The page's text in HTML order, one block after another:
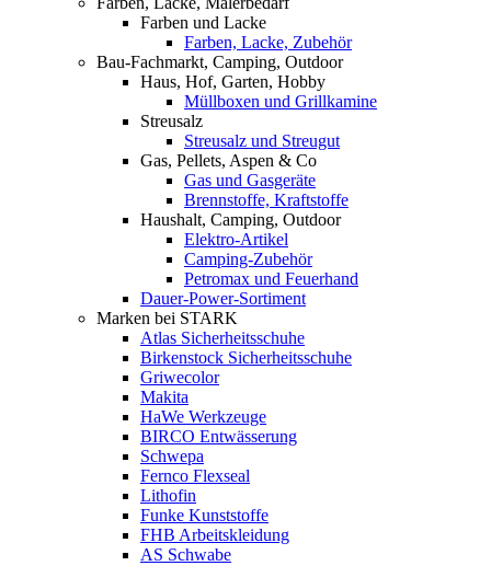
Farben und Lacke
Farben, Lacke, Zubehör
Bau-Fachmarkt, Camping, Outdoor
Haus, Hof, Garten, Hobby
Müllboxen und Grillkamine
Streusalz
Streusalz und Streugut
Gas, Pellets, Aspen & Co
Gas und Gasgeräte
Brennstoffe, Kraftstoffe
Haushalt, Camping, Outdoor
Elektro-Artikel
Camping-Zubehör
Petromax und Feuerhand
Dauer-Power-Sortiment
Marken bei STARK
Atlas Sicherheitsschuhe
Birkenstock Sicherheitsschuhe
Griwecolor
Makita
HaWe Werkzeuge
BIRCO Entwässerung
Schwepa
Fernco Flexseal
Lithofin
Funke Kunststoffe
FHB Arbeitskleidung
AS Schwabe